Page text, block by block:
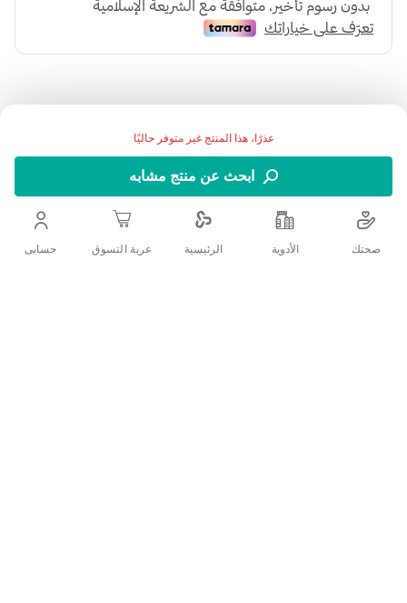
عذرًا، هذا المنتج غير متوفر حاليًا
ابحث عن منتج مشابهاضف الي قائمة امنياتك
التفاصيل
صحتك الأدوية الرئيسية عربة التسوق حسابى